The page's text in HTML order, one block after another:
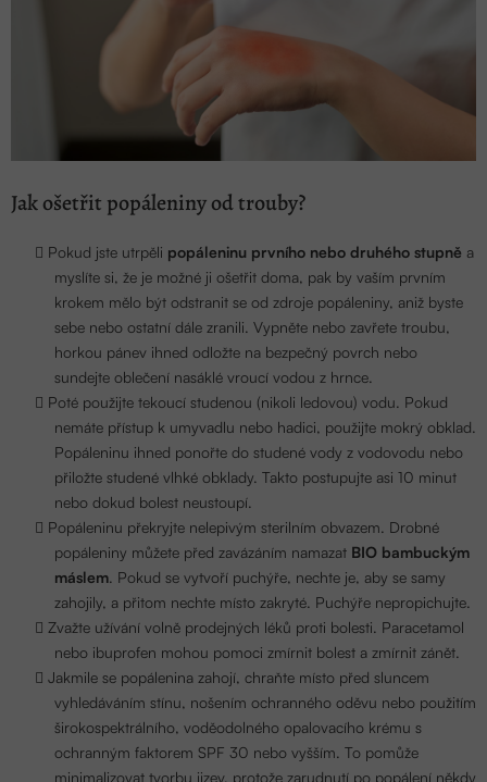
Jak ošetřit popáleniny od trouby?
Pokud jste utrpěli popáleninu prvního nebo druhého stupně a
myslíte si, že je možné ji ošetřit doma, pak by vaším prvním
krokem mělo být odstranit se od zdroje popáleniny, aniž byste
sebe nebo ostatní dále zranili. Vypněte nebo zavřete troubu,
horkou pánev ihned odložte na bezpečný povrch nebo
sundejte oblečení nasáklé vroucí vodou z hrnce.
Poté použijte tekoucí studenou (nikoli ledovou) vodu. Pokud
nemáte přístup k umyvadlu nebo hadici, použijte mokrý obklad.
Popáleninu ihned ponořte do studené vody z vodovodu nebo
přiložte studené vlhké obklady. Takto postupujte asi 10 minut
nebo dokud bolest neustoupí.
Popáleninu překryjte nelepivým sterilním obvazem. Drobné
popáleniny můžete před zavázáním namazat BIO bambuckým
máslem. Pokud se vytvoří puchýře, nechte je, aby se samy
zahojily, a přitom nechte místo zakryté. Puchýře nepropichujte.
Zvažte užívání volně prodejných léků proti bolesti. Paracetamol
nebo ibuprofen mohou pomoci zmírnit bolest a zmírnit zánět.
Jakmile se popálenina zahojí, chraňte místo před sluncem
vyhledáváním stínu, nošením ochranného oděvu nebo použitím
širokospektrálního, voděodolného opalovacího krému s
ochranným faktorem SPF 30 nebo vyšším. To pomůže
minimalizovat tvorbu jizev, protože zarudnutí po popálení někdy